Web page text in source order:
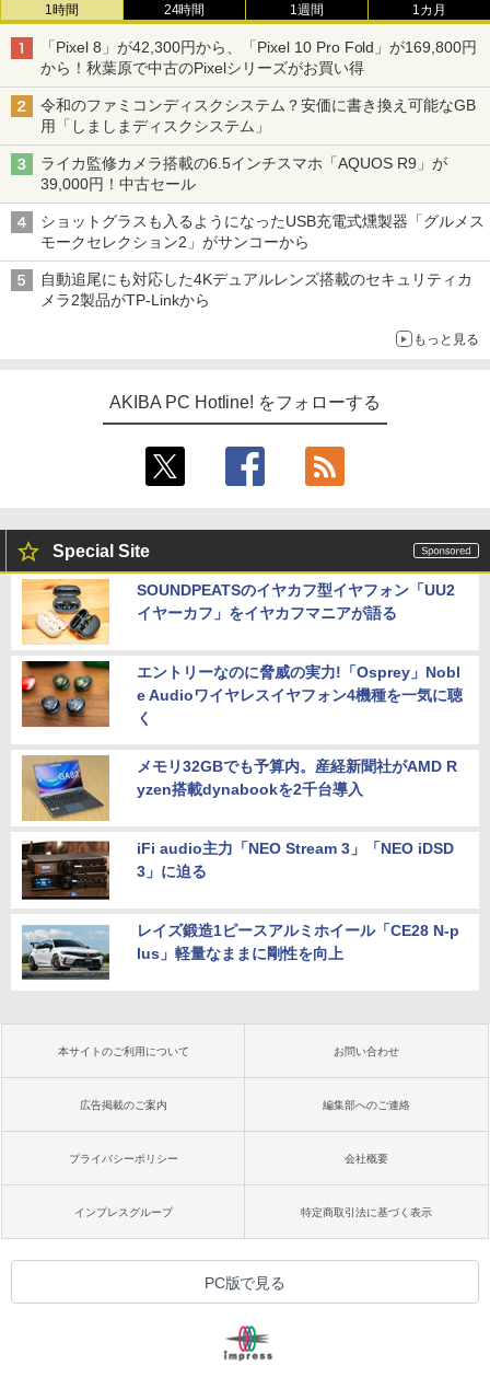
1時間 24時間 1週間 1カ月
「Pixel 8」が42,300円から、「Pixel 10 Pro Fold」が169,800円
から！秋葉原で中古のPixelシリーズがお買い得
令和のファミコンディスクシステム？安価に書き換え可能なGB
用「しましまディスクシステム」
ライカ監修カメラ搭載の6.5インチスマホ「AQUOS R9」が
39,000円！中古セール
ショットグラスも入るようになったUSB充電式燻製器「グルメス
モークセレクション2」がサンコーから
自動追尾にも対応した4Kデュアルレンズ搭載のセキュリティカ
メラ2製品がTP-Linkから
もっと見る
AKIBA PC Hotline! をフォローする
Special Site
SOUNDPEATSのイヤカフ型イヤフォン「UU2
イヤーカフ」をイヤカフマニアが語る
エントリーなのに脅威の実力!「Osprey」Nobl
e Audioワイヤレスイヤフォン4機種を一気に聴
く
メモリ32GBでも予算内。産経新聞社がAMD R
yzen搭載dynabookを2千台導入
iFi audio主力「NEO Stream 3」「NEO iDSD
3」に迫る
レイズ鍛造1ピースアルミホイール「CE28 N-p
lus」軽量なままに剛性を向上
本サイトのご利用について お問い合わせ
広告掲載のご案内 編集部へのご連絡
プライバシーポリシー 会社概要
インプレスグループ 特定商取引法に基づく表示
PC版で見る